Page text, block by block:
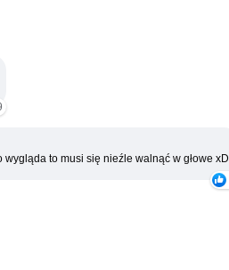
to musi się nieźle walnąć w głowe xD